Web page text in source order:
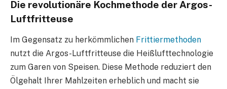
Die revolutionäre Kochmethode der Argos-
Luftfritteuse
Im Gegensatz zu herkömmlichen Frittiermethoden
nutzt die Argos-Luftfritteuse die Heißlufttechnologie
zum Garen von Speisen. Diese Methode reduziert den
Ölgehalt Ihrer Mahlzeiten erheblich und macht sie